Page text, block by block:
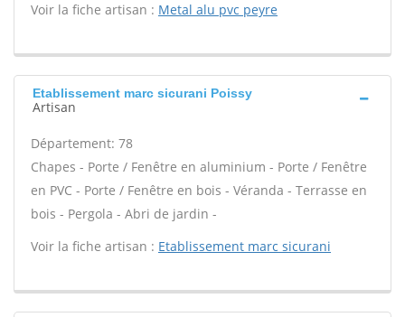
Voir la fiche artisan : Metal alu pvc peyre
Etablissement marc sicurani Poissy
Artisan
Département: 78
Chapes - Porte / Fenêtre en aluminium - Porte / Fenêtre
en PVC - Porte / Fenêtre en bois - Véranda - Terrasse en
bois - Pergola - Abri de jardin -
Voir la fiche artisan : Etablissement marc sicurani